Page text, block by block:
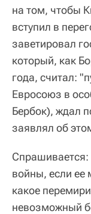
на том, чтобы
вступил в
заветировал
который, как
года, считал:
Евросоюз в
Бербок), ждал
заявлял об
Спрашивается:
войны, если ее
какое
невозможный